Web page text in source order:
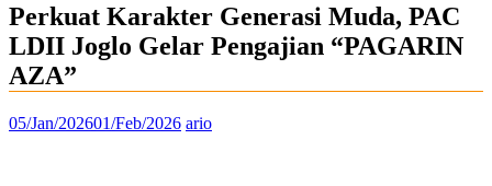
Perkuat Karakter Generasi Muda, PAC
LDII Joglo Gelar Pengajian “PAGARIN
AZA”
05/Jan/202601/Feb/2026 ario